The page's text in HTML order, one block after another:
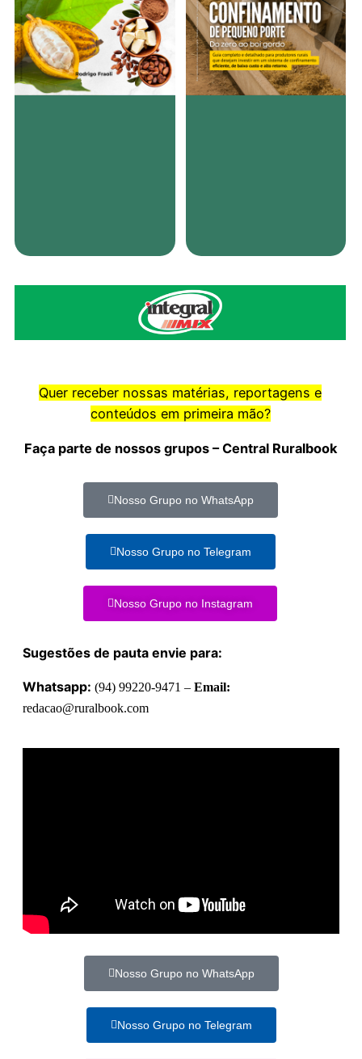
Quer receber nossas matérias, reportagens e
conteúdos em primeira mão?
Faça parte de nossos grupos – Central Ruralbook
Nosso Grupo no WhatsApp
Nosso Grupo no Telegram
Nosso Grupo no Instagram
Sugestões de pauta envie para:
Whatsapp: (94) 99220-9471 – Email:
redacao@ruralbook.com
Nosso Grupo no WhatsApp
Nosso Grupo no Telegram